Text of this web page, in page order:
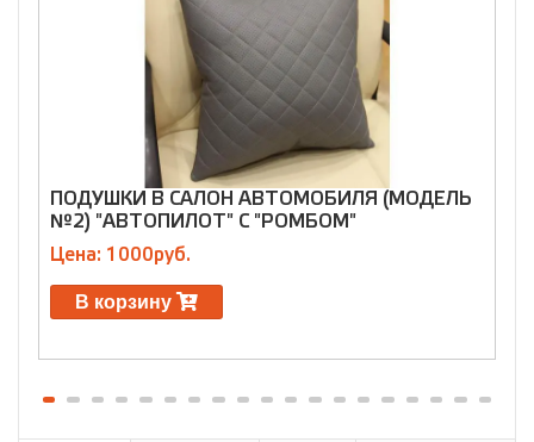
ПОДУШКИ В САЛОН АВТОМОБИЛЯ (МОДЕЛЬ
№2) "АВТОПИЛОТ" С "РОМБОМ"
Цена: 1000руб.
В корзину